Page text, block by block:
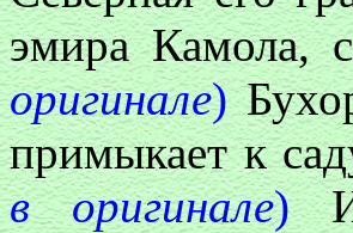
эмира Камола,
оригинале)
примыкает к
в оригинале)